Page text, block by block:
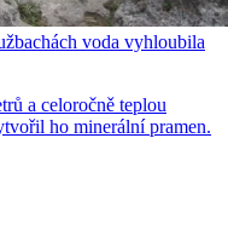
voda vyhloubila
a celoročně teplou
ho minerální pramen.